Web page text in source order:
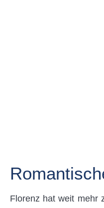
Florenz hat weit mehr